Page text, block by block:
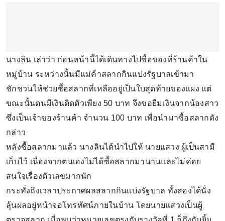
นางลิน เล่าว่า ก่อนหน้านี้ได้เดินทางไปซื้อของที่ร้านค้าใน
หมู่บ้าน ระหว่างนั้นมีแม่ค้าสลากกินแบ่งรัฐบาลเข้ามา
ชักชวนให้ช่วยซื้อสลากที่เหลืออยู่เป็นใบสุดท้ายของแผง แต่
ขณะนั้นตนมีเงินติดตัวเพียง 50 บาท จึงขอยืมเงินจากน้องสาว
ซึ่งเป็นเจ้าของร้านค้า จำนวน 100 บาท เพื่อนำมาซื้อสลากดัง
กล่าว
หลังซื้อสลากมาแล้ว นางลินได้นำไปให้ นายแสวง ผู้เป็นสามี
เก็บไว้ เนื่องจากตนเองไม่ได้ซื้อสลากมานานและไม่ค่อย
สนใจเรื่องตัวเลขมากนัก
กระทั่งถึงเวลาประกาศผลสลากกินแบ่งรัฐบาล ทั้งสองได้นั่ง
ลุ้นผลอยู่หน้าจอโทรทัศน์ภายในบ้าน โดยนายแสวงเป็นผู้